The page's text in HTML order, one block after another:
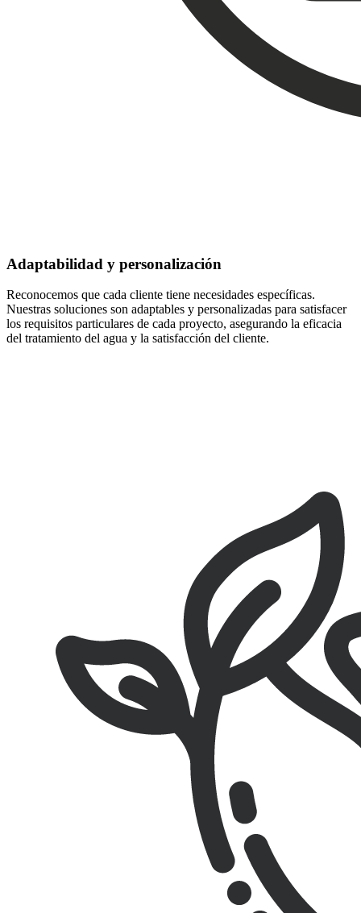
Adaptabilidad y personalización
Reconocemos que cada cliente tiene necesidades específicas.
Nuestras soluciones son adaptables y personalizadas para satisfacer
los requisitos particulares de cada proyecto, asegurando la eficacia
del tratamiento del agua y la satisfacción del cliente.